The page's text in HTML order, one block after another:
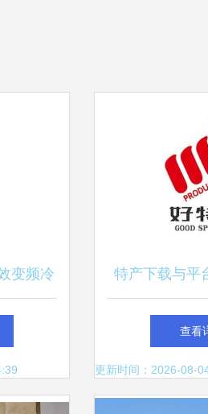
变频冷 特产下载与平
载与优扬远
查看
更新时间：2026-08-